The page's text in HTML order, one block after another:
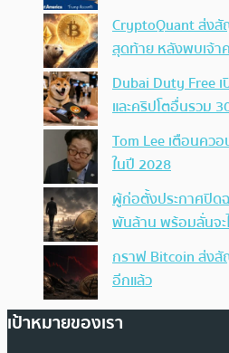
CryptoQuant ส่ง
สุดท้าย หลังพบเจ้าค
Dubai Duty Free
และคริปโตอื่นรวม
Tom Lee เตือนคว
ในปี 2028
ผู้ก่อตั้งประกาศปิด
พันล้าน พร้อมลั่นจะ
กราฟ Bitcoin ส่ง
อีกแล้ว
เป้าหมายของเรา